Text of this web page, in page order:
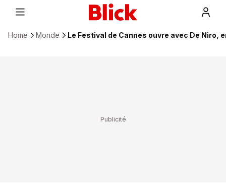
Home Monde Le Festival de Cannes ouvre avec De Niro,